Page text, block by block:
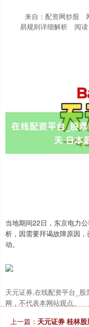
来自：配资网炒股
易规则详细解析
阅
当地期间22日，东京电力
析，因需要拜谒故障原因
动。
天元证券,在线配资平台_
网，不代表本网站观点。
上一篇： 天元证券 桂林